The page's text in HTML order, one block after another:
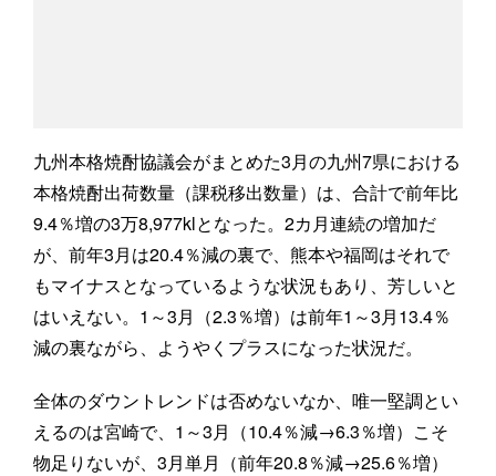
九州本格焼酎協議会がまとめた3月の九州7県における
本格焼酎出荷数量（課税移出数量）は、合計で前年比
9.4％増の3万8,977klとなった。2カ月連続の増加だ
が、前年3月は20.4％減の裏で、熊本や福岡はそれで
もマイナスとなっているような状況もあり、芳しいと
はいえない。1～3月（2.3％増）は前年1～3月13.4％
減の裏ながら、ようやくプラスになった状況だ。
全体のダウントレンドは否めないなか、唯一堅調とい
えるのは宮崎で、1～3月（10.4％減→6.3％増）こそ
物足りないが、3月単月（前年20.8％減→25.6％増）